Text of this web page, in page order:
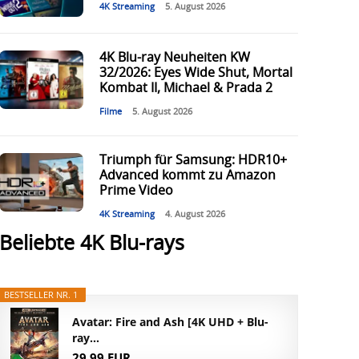
4K Streaming 5. August 2026
4K Blu-ray Neuheiten KW
32/2026: Eyes Wide Shut, Mortal
Kombat II, Michael & Prada 2
Filme 5. August 2026
Triumph für Samsung: HDR10+
Advanced kommt zu Amazon
Prime Video
4K Streaming 4. August 2026
Beliebte 4K Blu-rays
BESTSELLER NR. 1
Avatar: Fire and Ash [4K UHD + Blu-
ray...